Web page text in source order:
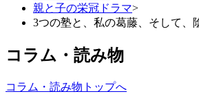
親と子の栄冠ドラマ>
3つの塾と、私の葛藤、そして、
コラム・読み物
コラム・読み物トップへ